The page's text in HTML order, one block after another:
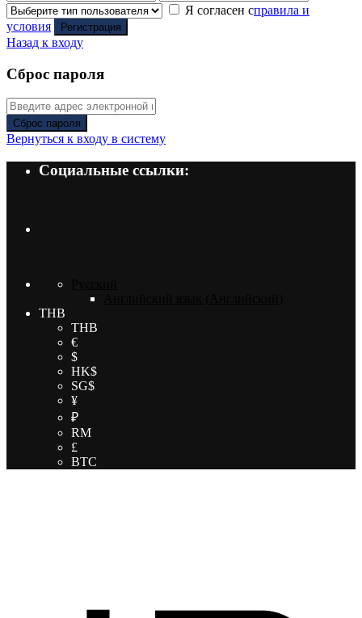
Я согласен справила и
условия
Регистрация
Назад к входу
Сброс пароля
Сброс пароля
Вернуться к входу в систему
Социальные ссылки:
THB
THB
€
$
HK$
SG$
¥
₽
RM
£
BTC